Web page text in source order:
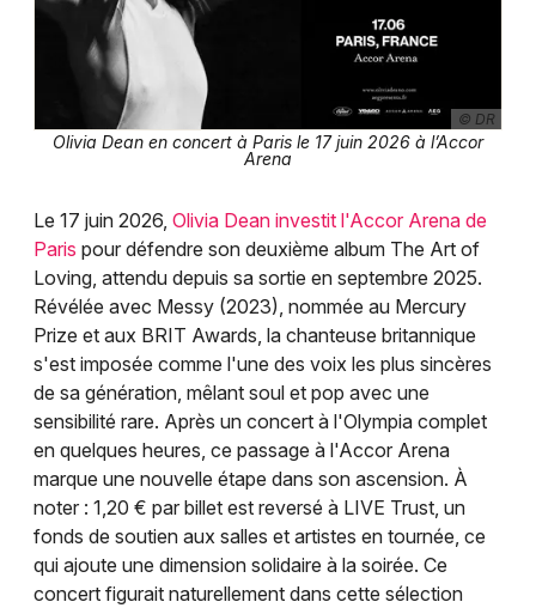
© DR
Olivia Dean en concert à Paris le 17 juin 2026 à l’Accor
Arena
Le 17 juin 2026, Olivia Dean investit l'Accor Arena de
Paris pour défendre son deuxième album The Art of
Loving, attendu depuis sa sortie en septembre 2025.
Révélée avec Messy (2023), nommée au Mercury
Prize et aux BRIT Awards, la chanteuse britannique
s'est imposée comme l'une des voix les plus sincères
de sa génération, mêlant soul et pop avec une
sensibilité rare. Après un concert à l'Olympia complet
en quelques heures, ce passage à l'Accor Arena
marque une nouvelle étape dans son ascension. À
noter : 1,20 € par billet est reversé à LIVE Trust, un
fonds de soutien aux salles et artistes en tournée, ce
qui ajoute une dimension solidaire à la soirée. Ce
concert figurait naturellement dans cette sélection